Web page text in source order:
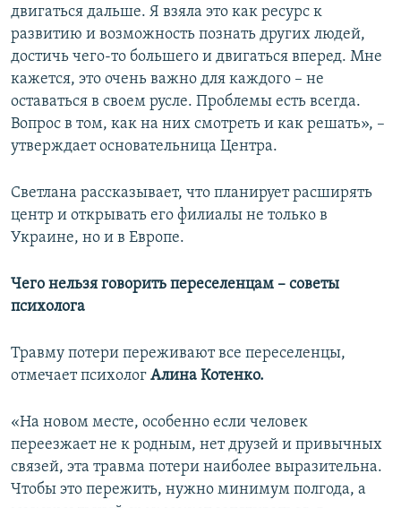
двигаться дальше. Я взяла это как ресурс к
развитию и возможность познать других людей,
достичь чего-то большего и двигаться вперед. Мне
кажется, это очень важно для каждого – не
оставаться в своем русле. Проблемы есть всегда.
Вопрос в том, как на них смотреть и как решать», –
утверждает основательница Центра.
Светлана рассказывает, что планирует расширять
центр и открывать его филиалы не только в
Украине, но и в Европе.
Чего нельзя говорить переселенцам – советы
психолога
Травму потери переживают все переселенцы,
отмечает психолог Алина Котенко.
«На новом месте, особенно если человек
переезжает не к родным, нет друзей и привычных
связей, эта травма потери наиболее выразительна.
Чтобы это пережить, нужно минимум полгода, а